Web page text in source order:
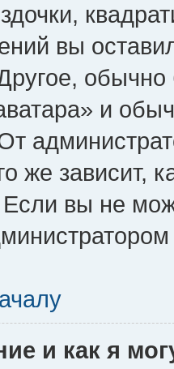
вы
и
же зависит,
вы не
и как я